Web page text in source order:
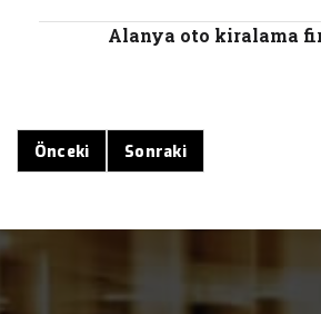
Alanya oto kiralama
Önceki Sonraki